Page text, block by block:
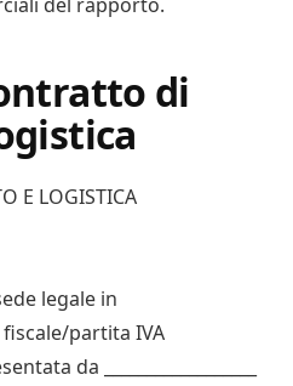
di
E LOGISTICA
sede legale in
fiscale/partita IVA
da __________________